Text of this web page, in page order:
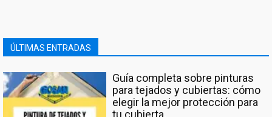
ÚLTIMAS ENTRADAS
Guía completa sobre pinturas
para tejados y cubiertas: cómo
elegir la mejor protección para
tu cubierta.